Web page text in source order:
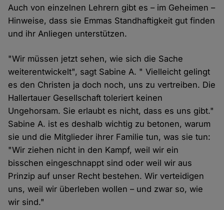
Auch von einzelnen Lehrern gibt es – im Geheimen –
Hinweise, dass sie Emmas Standhaftigkeit gut finden
und ihr Anliegen unterstützen.
"Wir müssen jetzt sehen, wie sich die Sache
weiterentwickelt", sagt Sabine A. " Vielleicht gelingt
es den Christen ja doch noch, uns zu vertreiben. Die
Hallertauer Gesellschaft toleriert keinen
Ungehorsam. Sie erlaubt es nicht, dass es uns gibt."
Sabine A. ist es deshalb wichtig zu betonen, warum
sie und die Mitglieder ihrer Familie tun, was sie tun:
"Wir ziehen nicht in den Kampf, weil wir ein
bisschen eingeschnappt sind oder weil wir aus
Prinzip auf unser Recht bestehen. Wir verteidigen
uns, weil wir überleben wollen – und zwar so, wie
wir sind."